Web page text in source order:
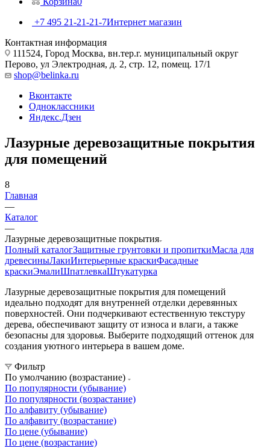
+7 495 21-21-21-7Интернет магазин
Контактная информация
111524, Город Москва, вн.тер.г. муниципальный округ
Перово, ул Электродная, д. 2, стр. 12, помещ. 17/1
shop@belinka.ru
Вконтакте
Одноклассники
Яндекс.Дзен
Лазурные деревозащитные покрытия
для помещений
8
Главная
—
Каталог
—
Лазурные деревозащитные покрытия
Полный каталогЗащитные грунтовки и пропиткиМасла для
древесиныЛакиИнтерьерные краскиФасадные
краскиЭмалиШпатлевкаШтукатурка
Лазурные деревозащитные покрытия для помещений
идеально подходят для внутренней отделки деревянных
поверхностей. Они подчеркивают естественную текстуру
дерева, обеспечивают защиту от износа и влаги, а также
безопасны для здоровья. Выберите подходящий оттенок для
создания уютного интерьера в вашем доме.
Фильтр
По умолчанию (возрастание)
По популярности (убывание)
По популярности (возрастание)
По алфавиту (убывание)
По алфавиту (возрастание)
По цене (убывание)
По цене (возрастание)